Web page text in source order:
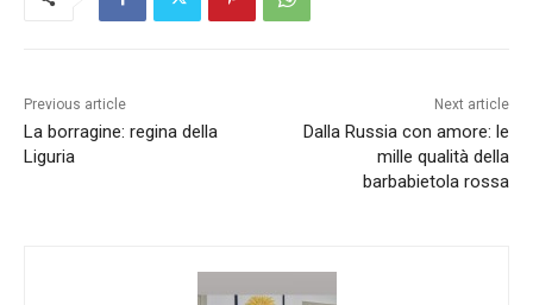
Previous article
La borragine: regina della
Liguria
Next article
Dalla Russia con amore: le
mille qualità della
barbabietola rossa